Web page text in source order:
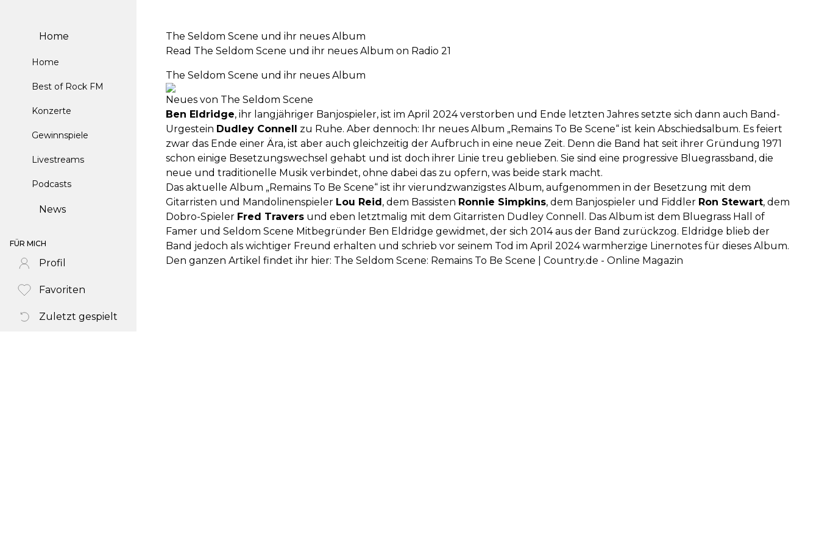
Home
Home
Best of Rock FM
Konzerte
Gewinnspiele
Livestreams
Podcasts
News
FÜR MICH
Profil
Favoriten
Zuletzt gespielt
The Seldom Scene und ihr neues Album
Read The Seldom Scene und ihr neues Album on Radio 21
The Seldom Scene und ihr neues Album
Neues von The Seldom Scene
Ben Eldridge, ihr langjähriger Banjospieler, ist im April 2024 verstorben und Ende letzten Jahres setzte sich dann auch Band-
Urgestein Dudley Connell zu Ruhe. Aber dennoch: Ihr neues Album „Remains To Be Scene“ ist kein Abschiedsalbum. Es feiert
zwar das Ende einer Ära, ist aber auch gleichzeitig der Aufbruch in eine neue Zeit. Denn die Band hat seit ihrer Gründung 1971
schon einige Besetzungswechsel gehabt und ist doch ihrer Linie treu geblieben. Sie sind eine progressive Bluegrassband, die
neue und traditionelle Musik verbindet, ohne dabei das zu opfern, was beide stark macht.
Das aktuelle Album „Remains To Be Scene“ ist ihr vierundzwanzigstes Album, aufgenommen in der Besetzung mit dem
Gitarristen und Mandolinenspieler Lou Reid, dem Bassisten Ronnie Simpkins, dem Banjospieler und Fiddler Ron Stewart, dem
Dobro-Spieler Fred Travers und eben letztmalig mit dem Gitarristen Dudley Connell. Das Album ist dem Bluegrass Hall of
Famer und Seldom Scene Mitbegründer Ben Eldridge gewidmet, der sich 2014 aus der Band zurückzog. Eldridge blieb der
Band jedoch als wichtiger Freund erhalten und schrieb vor seinem Tod im April 2024 warmherzige Linernotes für dieses Album.
Den ganzen Artikel findet ihr hier: The Seldom Scene: Remains To Be Scene | Country.de - Online Magazin